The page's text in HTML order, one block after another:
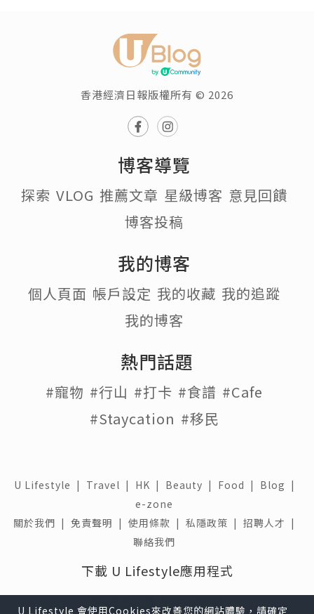
香港經濟日報版權所有 © 2026
博客導覽
探索 VLOG 推薦文章 星級博客 意見回饋
博客投稿
我的博客
個人頁面 帳戶設定 我的收藏 我的追蹤
我的博客
熱門話題
#寵物 #行山 #打卡 #食譜 #Cafe
#Staycation #移民
U Lifestyle | Travel | HK | Beauty | Food | Blog |
e-zone
關於我們 | 免責聲明 | 使用條款 | 私隱政策 | 招聘人才 |
聯絡我們
下載 U Lifestyle應用程式
U Lifestyle 會使用Cookies來改善您的網站體驗，請確定